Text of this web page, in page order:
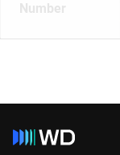
Number